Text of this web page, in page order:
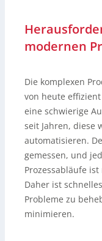
modernen
Die komplexen
von heute
eine schwierige
seit Jahren, diese
automatisieren.
gemessen, und
Prozessabläufe
Daher ist
Probleme zu
minimieren.